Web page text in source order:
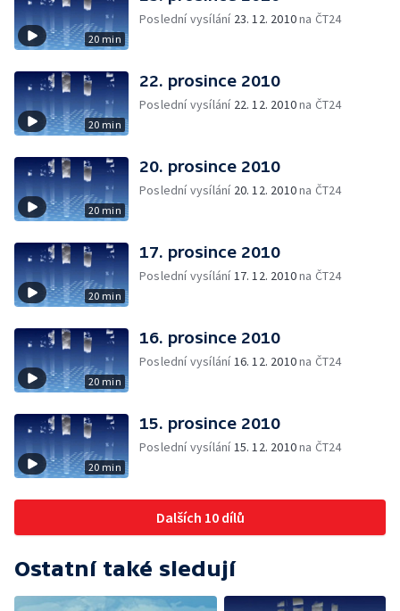
20 min
Poslední vysílání 23. 12. 2010na ČT24
20 min
22. prosince 2010
Poslední vysílání 22. 12. 2010na ČT24
20 min
20. prosince 2010
Poslední vysílání 20. 12. 2010na ČT24
20 min
17. prosince 2010
Poslední vysílání17. 12. 2010na ČT24
20 min
16. prosince 2010
Poslední vysílání16. 12. 2010na ČT24
20 min
15. prosince 2010
Poslední vysílání15. 12. 2010na ČT24
Dalších 10 dílů
Ostatní také sledují